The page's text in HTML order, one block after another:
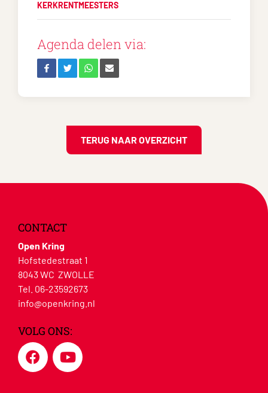
KERKRENTMEESTERS
Agenda delen via:
TERUG NAAR OVERZICHT
CONTACT
Open Kring
Hofstedestraat 1
8043 WC ZWOLLE
Tel. 06-23592673
info@openkring.nl
VOLG ONS: